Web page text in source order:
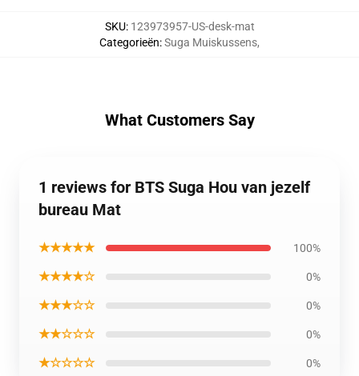
SKU: 123973957-US-desk-mat
Categorieën:Suga Muiskussens,
What Customers Say
1 reviews for BTS Suga Hou van jezelf
bureau Mat
★★★★★ 100%
★★★★☆ 0%
★★★☆☆ 0%
★★☆☆☆ 0%
★☆☆☆☆ 0%